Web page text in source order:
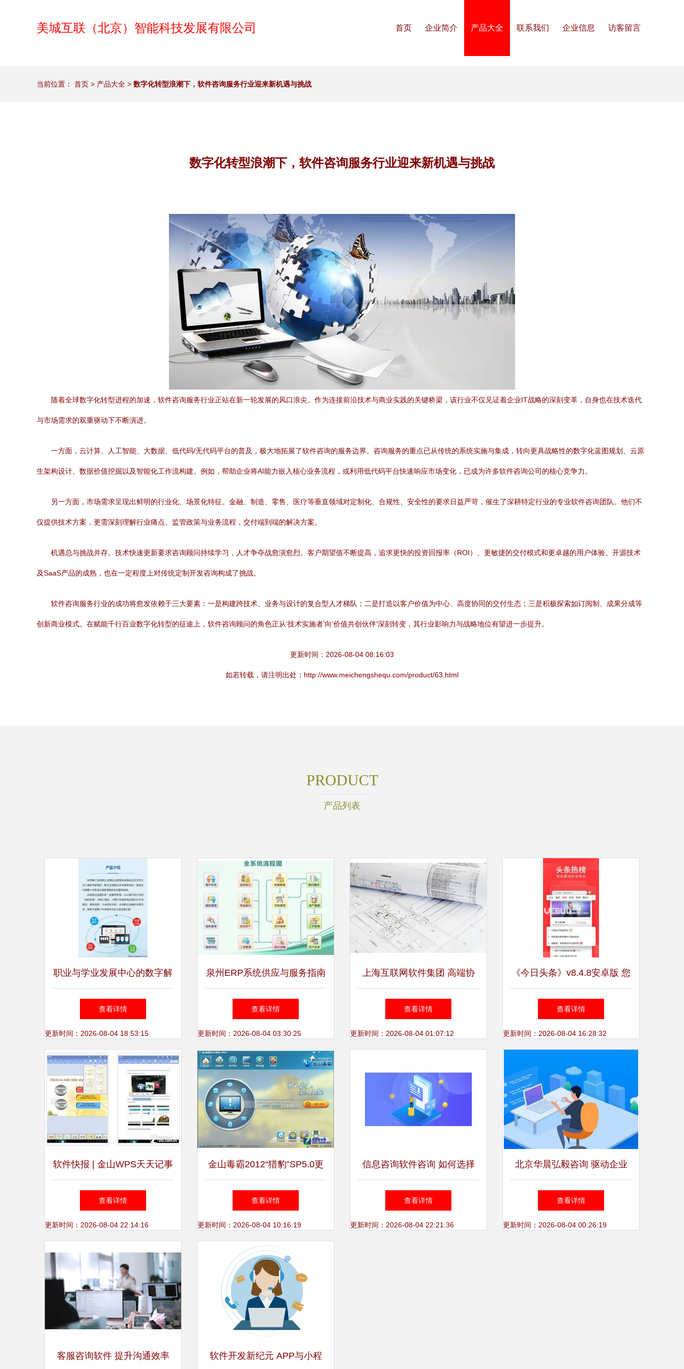
美城互联（北京）智能科技发展有限公司 首页 企业简介 产品大全 联系我们 企业信息 访客留言
当前位置： 首页 > 产品大全 > 数字化转型浪潮下，软件咨询服务行业迎来新机遇与挑战
数字化转型浪潮下，软件咨询服务行业迎来新机遇与挑战
随着全球数字化转型进程的加速，软件咨询服务行业正站在新一轮发展的风口浪尖。作为连接前沿技术与商业实践的关键桥梁，该行业不仅见证着企业IT战略的深刻变革，自身也在技术迭代
与市场需求的双重驱动下不断演进。
一方面，云计算、人工智能、大数据、低代码/无代码平台的普及，极大地拓展了软件咨询的服务边界。咨询服务的重点已从传统的系统实施与集成，转向更具战略性的数字化蓝图规划、云原
生架构设计、数据价值挖掘以及智能化工作流构建。例如，帮助企业将AI能力嵌入核心业务流程，或利用低代码平台快速响应市场变化，已成为许多软件咨询公司的核心竞争力。
另一方面，市场需求呈现出鲜明的行业化、场景化特征。金融、制造、零售、医疗等垂直领域对定制化、合规性、安全性的要求日益严苛，催生了深耕特定行业的专业软件咨询团队。他们不
仅提供技术方案，更需深刻理解行业痛点、监管政策与业务流程，交付端到端的解决方案。
机遇总与挑战并存。技术快速更新要求咨询顾问持续学习，人才争夺战愈演愈烈。客户期望值不断提高，追求更快的投资回报率（ROI）、更敏捷的交付模式和更卓越的用户体验。开源技术
及SaaS产品的成熟，也在一定程度上对传统定制开发咨询构成了挑战。
软件咨询服务行业的成功将愈发依赖于三大要素：一是构建跨技术、业务与设计的复合型人才梯队；二是打造以客户价值为中心、高度协同的交付生态；三是积极探索如订阅制、成果分成等
创新商业模式。在赋能千行百业数字化转型的征途上，软件咨询顾问的角色正从‘技术实施者’向‘价值共创伙伴’深刻转变，其行业影响力与战略地位有望进一步提升。
更新时间：2026-08-04 08:16:03
如若转载，请注明出处：http://www.meichengshequ.com/product/63.html
PRODUCT
产品列表
职业与学业发展中心的数字解
决方案 从生涯测评到心理咨
询再至高考选科
查看详情
更新时间：2026-08-04 18:53:15
泉州ERP系统供应与服务指南
聚焦助飞ERP及专业咨询
查看详情
更新时间：2026-08-04 03:30:25
上海互联网软件集团 高端协
同管理软件与咨询服务，驱动
企业数字化转型
查看详情
更新时间：2026-08-04 01:07:12
《今日头条》v8.4.8安卓版 您
的个性化资讯掌中宝
查看详情
更新时间：2026-08-04 16:28:32
软件快报 | 金山WPS天天记事
本新版发布，智能办公再添利
器
查看详情
更新时间：2026-08-04 22:14:16
金山毒霸2012“猎豹”SP5.0更
新发布 性能与安全再升级
查看详情
更新时间：2026-08-04 10:16:19
信息咨询软件咨询 如何选择
并高效利用专业咨询工具
查看详情
更新时间：2026-08-04 22:21:36
北京华晨弘毅咨询 驱动企业
数字化转型的软件咨询专家
查看详情
更新时间：2026-08-04 00:26:19
客服咨询软件 提升沟通效率 软件开发新纪元 APP与小程